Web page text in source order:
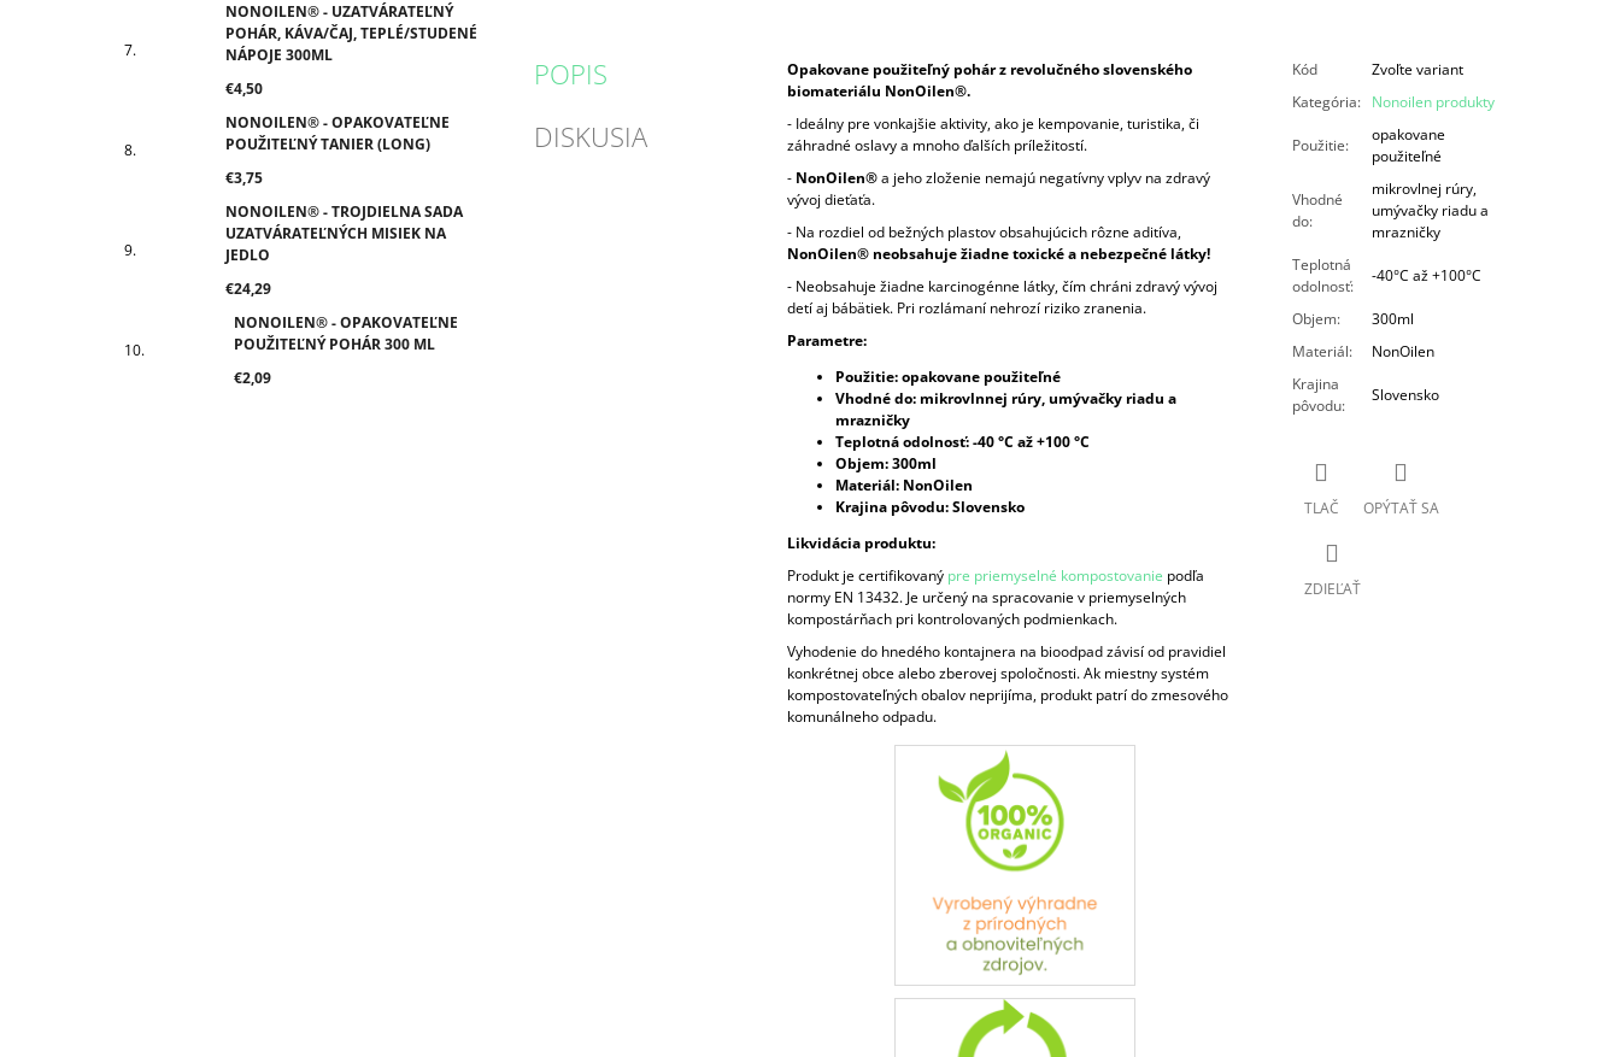
NONOILEN® - UZATVÁRATEĽNÝ
POHÁR, KÁVA/ČAJ, TEPLÉ/STUDENÉ
NÁPOJE 300ML
€4,50
NONOILEN® - OPAKOVATEĽNE
POUŽITEĽNÝ TANIER (LONG)
€3,75
NONOILEN® - TROJDIELNA SADA
UZATVÁRATEĽNÝCH MISIEK NA
JEDLO
€24,29
NONOILEN® - OPAKOVATEĽNE
POUŽITEĽNÝ POHÁR 300 ML
€2,09
POPIS
DISKUSIA
Opakovane použiteľný pohár z revolučného slovenského
biomateriálu NonOilen®.
- Ideálny pre vonkajšie aktivity, ako je kempovanie, turistika, či
záhradné oslavy a mnoho ďalších príležitostí.
-NonOilen®a jeho zloženie nemajú negatívny vplyv na zdravý
vývoj dieťaťa.
- Na rozdiel od bežných plastov obsahujúcich rôzne aditíva,
NonOilen® neobsahuje žiadne toxické a nebezpečné látky!
- Neobsahuje žiadne karcinogénne látky, čím chráni zdravý vývoj
detí aj bábätiek. Pri rozlámaní nehrozí riziko zranenia.
Parametre:
Použitie: opakovane použiteľné
Vhodné do: mikrovlnnej rúry, umývačky riadu a
mrazničky
Teplotná odolnosť: -40 °C až +100 °C
Objem: 300ml
Materiál: NonOilen
Krajina pôvodu: Slovensko
Likvidácia produktu:
Produkt je certifikovaný pre priemyselné kompostovanie podľa
normy EN 13432. Je určený na spracovanie v priemyselných
kompostárňach pri kontrolovaných podmienkach.
Vyhodenie do hnedého kontajnera na bioodpad závisí od pravidiel
konkrétnej obce alebo zberovej spoločnosti. Ak miestny systém
kompostovateľných obalov neprijíma, produkt patrí do zmesového
komunálneho odpadu.
Kód
Zvoľte variant
Kategória: Nonoilen produkty
Použitie:
opakovane
použiteľné
Vhodné
do:
mikrovlnej rúry,
umývačky riadu a
mrazničky
Teplotná
odolnosť:
-40°C až +100°C
Objem:
300ml
Materiál:
NonOilen
Krajina
pôvodu:
Slovensko
TLAČ OPÝTAŤ SA
ZDIEĽAŤ